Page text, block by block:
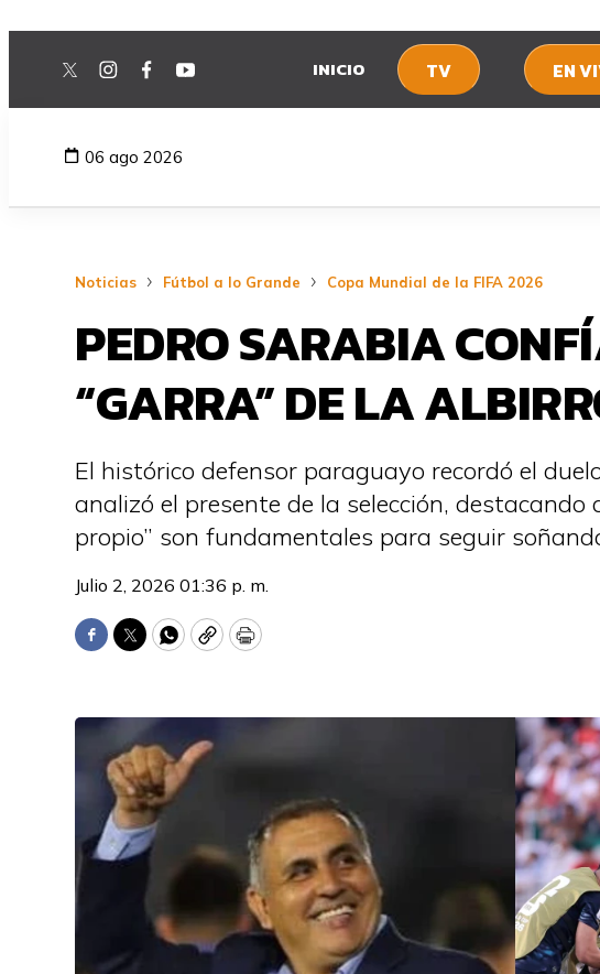
twitterinstagram
facebookyoutube INICIO TV EN
06 ago 2026
Noticias Fútbol a lo Grande Copa Mundial de la FIFA 2026
PEDRO SARABIA
“GARRA” DE LA
El histórico defensor paraguayo recordó el
analizó el presente de la selección, destacando
propio” son fundamentales para seguir
Julio 2, 2026 01:36 p. m.
Facebook
TwitterWhatsApp
CopyPrint